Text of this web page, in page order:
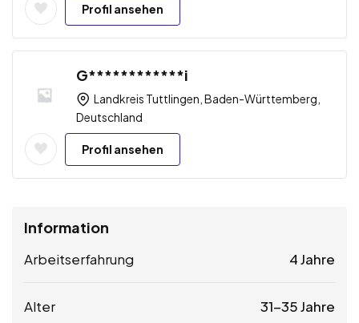
Profil ansehen
G************i
Landkreis Tuttlingen, Baden-Württemberg,
Deutschland
Profil ansehen
Information
Arbeitserfahrung 4 Jahre
Alter 31-35 Jahre